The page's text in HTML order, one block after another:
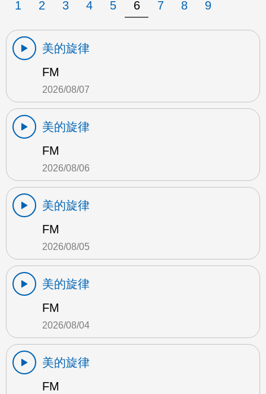
1 2 3 4 5 6 7 8 9
美的旋律
FM
2026/08/07
美的旋律
FM
2026/08/06
美的旋律
FM
2026/08/05
美的旋律
FM
2026/08/04
美的旋律
FM